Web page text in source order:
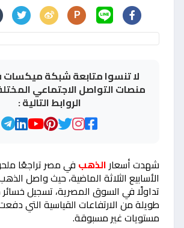
P
لا تنسوا متابعة شبكة ميكسات
منصات التواصل الاجتماعي
الروابط التالية :
شهدت أسعارالذهب في مصر تراجعًا
تداولًا في السوق المصرية، تسجيل خسائر
طويلة من الارتفاعات القياسية التي
مستويات غير مسبوقة.